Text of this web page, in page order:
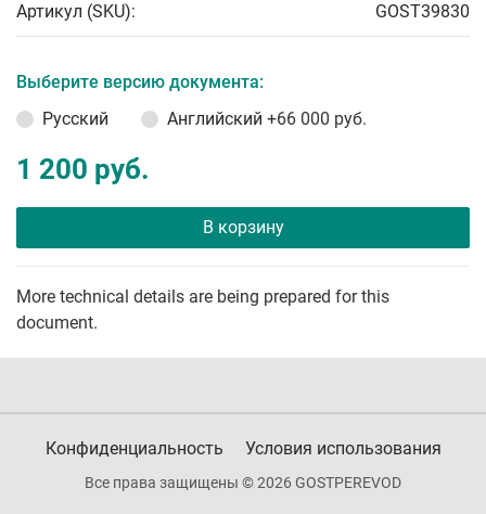
Артикул (SKU): GOST39830
Выберите версию документа:
Русский
Английский +66 000 руб.
1 200 руб.
В корзину
More technical details are being prepared for this
document.
Конфиденциальность Условия использования
Все права защищены © 2026 GOSTPEREVOD